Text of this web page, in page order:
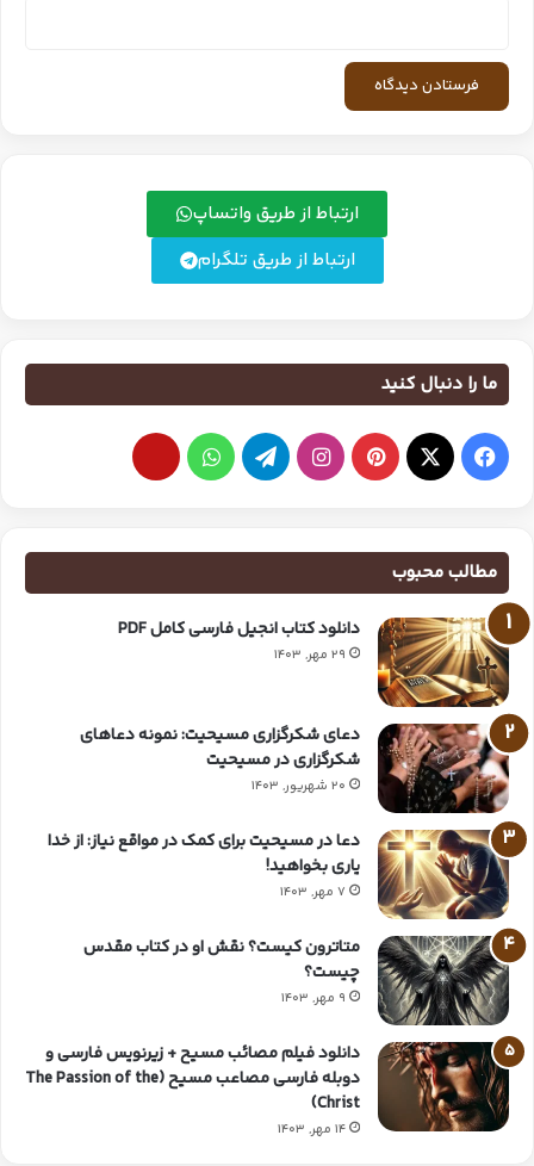
ارتباط از طریق واتساپ
ارتباط از طریق تلگرام
ما را دنبال کنید
مطالب محبوب
دانلود کتاب انجیل فارسی کامل PDF
29 مهر, 1403
دعای شکرگزاری مسیحیت: نمونه دعاهای
شکرگزاری در مسیحیت
20 شهریور, 1403
دعا در مسیحیت برای کمک در مواقع نیاز: از خدا
یاری بخواهید!
7 مهر, 1403
متاترون کیست؟ نقش او در کتاب مقدس
چیست؟
9 مهر, 1403
دانلود فیلم مصائب مسیح + زیرنویس فارسی و
دوبله فارسی مصاعب مسیح (The Passion of the
Christ)
14 مهر, 1403